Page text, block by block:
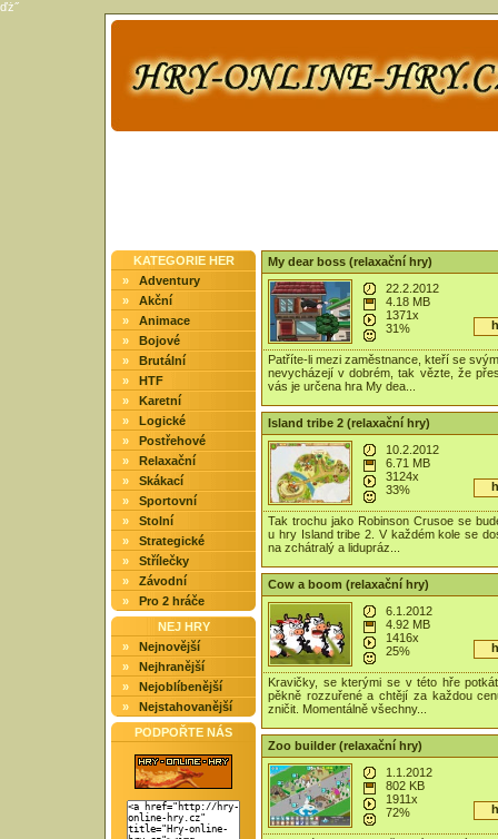
ďż˝
KATEGORIE HER
» Adventury
» Akční
» Animace
» Bojové
» Brutální
» HTF
» Karetní
» Logické
» Postřehové
» Relaxační
» Skákací
» Sportovní
» Stolní
» Strategické
» Střílečky
» Závodní
» Pro 2 hráče
NEJ HRY
» Nejnovější
» Nejhranější
» Nejoblíbenější
» Nejstahovanější
PODPOŘTE NÁS
My dear boss (relaxační hry)
22.2.2012
4.18 MB
1371x
31%
Patříte-li mezi zaměstnance, kteří se
nevycházejí v dobrém, tak vězte, že
vás je určena hra My dea...
Island tribe 2 (relaxační hry)
10.2.2012
6.71 MB
3124x
33%
Tak trochu jako Robinson Crusoe se
u hry Island tribe 2. V každém kole se
na zchátralý a lidupráz...
Cow a boom (relaxační hry)
6.1.2012
4.92 MB
1416x
25%
Kravičky, se kterými se v této hře
pěkně rozzuřené a chtějí za každou
zničit. Momentálně všechny...
Zoo builder (relaxační hry)
1.1.2012
802 KB
1911x
72%